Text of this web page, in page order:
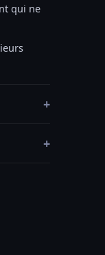
qui ne
+
+